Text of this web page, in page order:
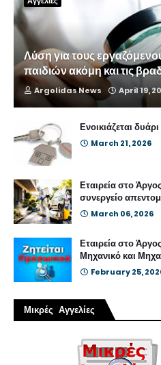
Λύση για τους
παιδιών ακόμη και τις
Argolidas News April 19,
Ενοικιάζεται
March 21, 2026
Εταιρεία στο
συνεργείο
March 06, 2026
Εταιρεία στο
Μηχανικό και
February 25,
Μικρές Αγγελίες